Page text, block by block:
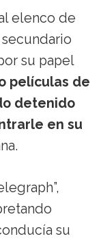
elenco de
su papel
películas de
detenido
en su
su